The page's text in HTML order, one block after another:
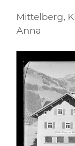
Mittelberg,
Anna